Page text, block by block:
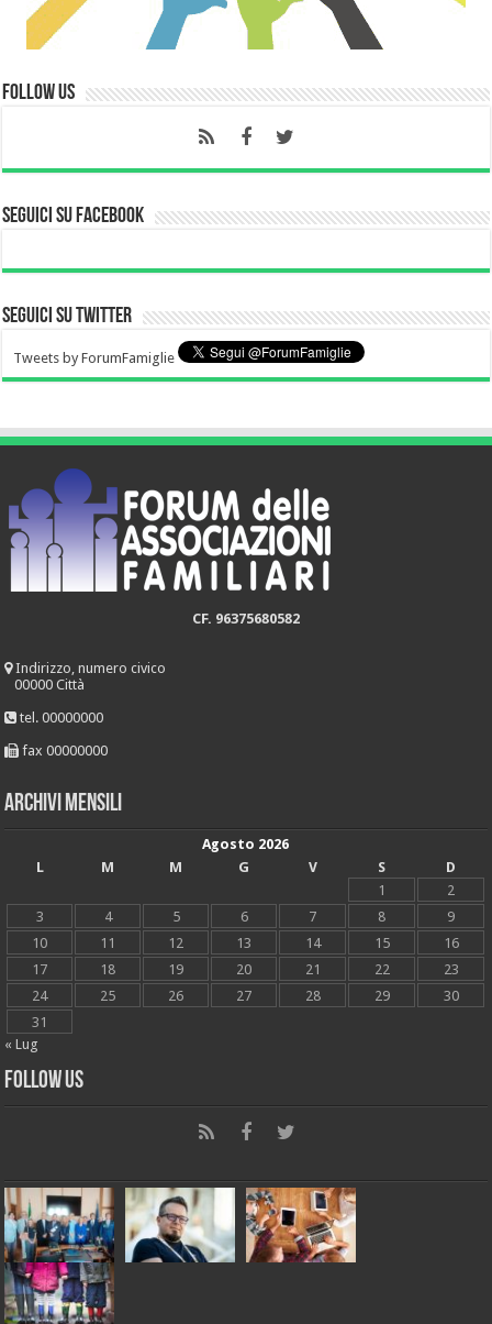
Follow Us
Seguici su Facebook
Seguici su Twitter
Tweets by ForumFamiglie
CF. 96375680582
Indirizzo, numero civico
00000 Città
tel. 00000000
fax 00000000
Archivi mensili
Agosto 2026
L
M M G V S
D
1
2
3
4 5 6 7 8
9
10
11 12 13 14 15
16
17
18 19 20 21 22
23
24
25 26 27 28 29
30
31
« Lug
Follow Us